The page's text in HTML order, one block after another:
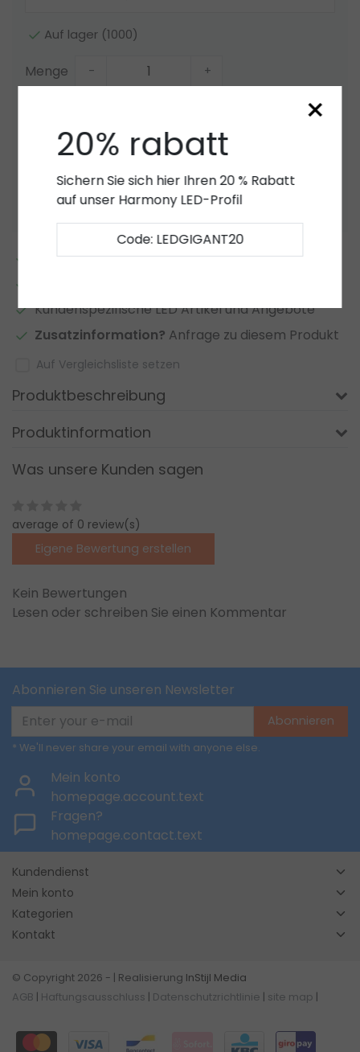
Auf lager (1000)
Menge - +
Angebot
Zur Wunschliste hinzufügen
2 bis 7 JahreGarantie*
Kundenspezifische LED Artikel und Angebote
Zusatzinformation? Anfrage zu diesem Produkt
Auf Vergleichsliste setzen
Produktbeschreibung
Produktinformation
Was unsere Kunden sagen
average of 0 review(s)
Eigene Bewertung erstellen
Kein Bewertungen
Lesen oder schreiben Sie einen Kommentar
Abonnieren Sie unseren Newsletter
Abonnieren
* We'll never share your email with anyone else.
Mein konto
homepage.account.text
Fragen?
homepage.contact.text
Kundendienst
Mein konto
Kategorien
Kontakt
© Copyright 2026 - | Realisierung InStijl Media
AGB
Haftungsausschluss Datenschutzrichtlinie site map
×
20% rabatt
Sichern Sie sich hier Ihren 20 % Rabatt
auf unser Harmony LED-Profil
Code: LEDGIGANT20